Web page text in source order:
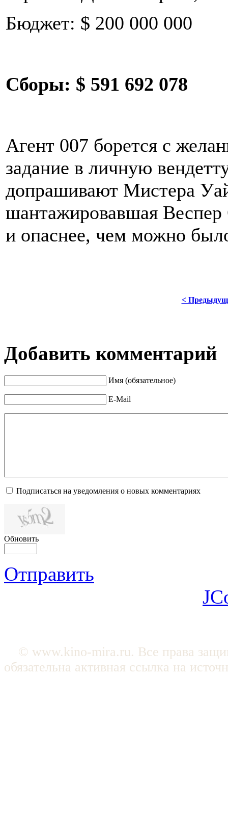
Бюджет: $ 200 000 000
Сборы: $ 591 692 078
Агент 007 борется с
задание в личную
допрашивают Мистера
шантажировавшая Веспер
и опаснее, чем можно
<
Добавить комментарий
Имя (обязательное)
E-Mail
Подписаться на уведомления о новых комментариях
Обновить
Отправить
© www.kino-mira.ru. Все права
обязательна активная ссылка на